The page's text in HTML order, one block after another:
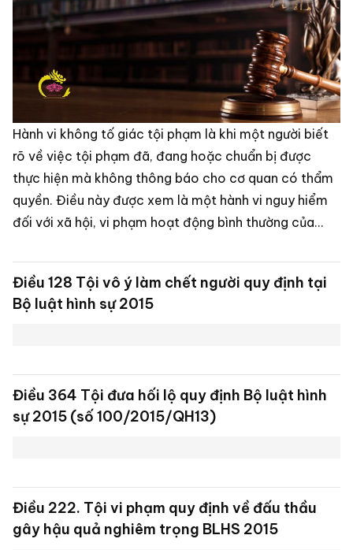
Hành vi không tố giác tội phạm là khi một người biết
rõ về việc tội phạm đã, đang hoặc chuẩn bị được
thực hiện mà không thông báo cho cơ quan có thẩm
quyền. Điều này được xem là một hành vi nguy hiểm
đối với xã hội, vi phạm hoạt động bình thường của
các cơ quan chống tội phạm.
Điều 128 Tội vô ý làm chết người quy định tại
Bộ luật hình sự 2015